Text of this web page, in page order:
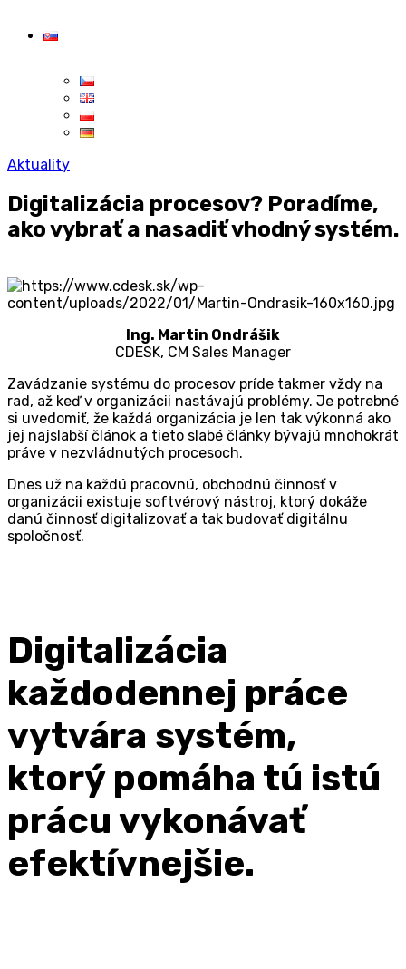
Aktuality
Digitalizácia procesov? Poradíme,
ako vybrať a nasadiť vhodný systém.
Ing. Martin Ondrášik
CDESK, CM Sales Manager
Zavádzanie systému do procesov príde takmer vždy na
rad, až keď v organizácii nastávajú problémy. Je potrebné
si uvedomiť, že každá organizácia je len tak výkonná ako
jej najslabší článok a tieto slabé články bývajú mnohokrát
práve v nezvládnutých procesoch.
Dnes už na každú pracovnú, obchodnú činnosť v
organizácii existuje softvérový nástroj, ktorý dokáže
danú činnosť digitalizovať a tak budovať digitálnu
spoločnosť.
Digitalizácia
každodennej práce
vytvára systém,
ktorý pomáha tú istú
prácu vykonávať
efektívnejšie.